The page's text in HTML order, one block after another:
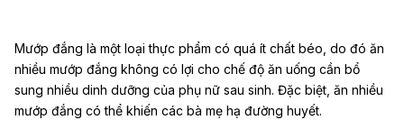
Mướp đắng là một loại thực phẩm có quá ít chất béo, do đó ăn
nhiều mướp đắng không có lợi cho chế độ ăn uống cần bổ
sung nhiều dinh dưỡng của phụ nữ sau sinh. Đặc biệt, ăn nhiều
mướp đắng có thể khiến các bà mẹ hạ đường huyết.